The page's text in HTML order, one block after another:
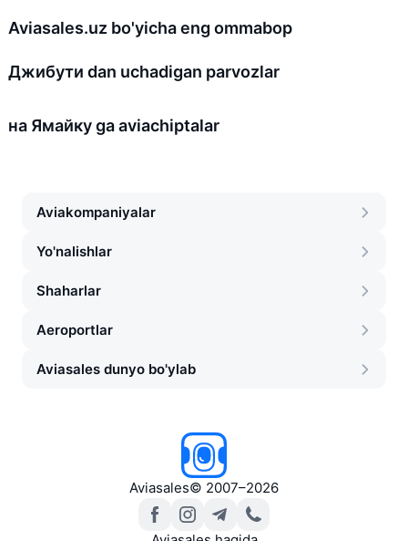
Aviasales.uz bo'yicha eng ommabop
Джибути dan uchadigan parvozlar
на Ямайку ga aviachiptalar
Aviakompaniyalar
Yo'nalishlar
Shaharlar
Aeroportlar
Aviasales dunyo bo'ylab
Aviasales© 2007–2026